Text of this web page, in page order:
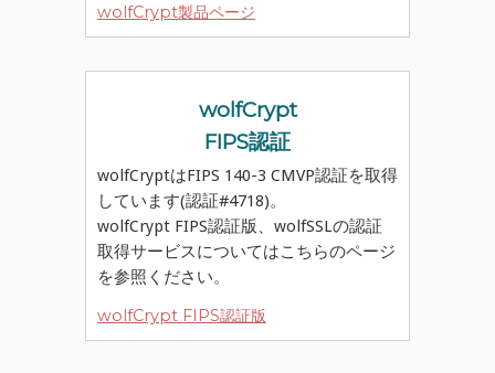
wolfCrypt製品ページ
wolfCrypt
FIPS認証
wolfCryptはFIPS 140-3 CMVP認証を取得
しています(認証#4718)。
wolfCrypt FIPS認証版、wolfSSLの認証
取得サービスについてはこちらのページ
を参照ください。
wolfCrypt FIPS認証版